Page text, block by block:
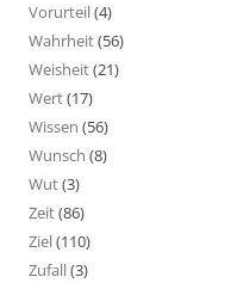
Vorurteil(4)
Wahrheit(56)
Weisheit(21)
Wert(17)
Wissen (56)
Wunsch (8)
Wut(3)
Zeit(86)
Ziel(110)
Zufall(3)